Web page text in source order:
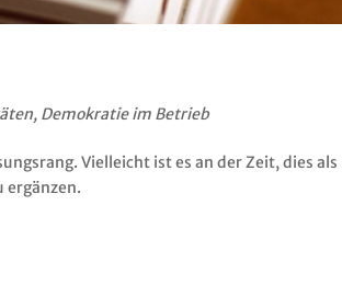
, Demokratie im Betrieb
Vielleicht ist es an der Zeit, dies als
ergänzen.